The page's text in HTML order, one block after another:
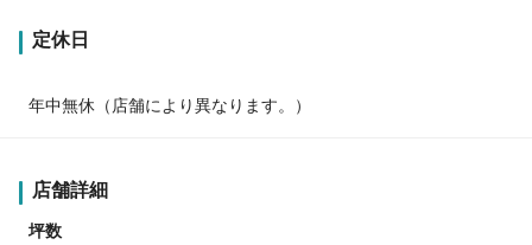
定休日
年中無休（店舗により異なります。）
店舗詳細
坪数